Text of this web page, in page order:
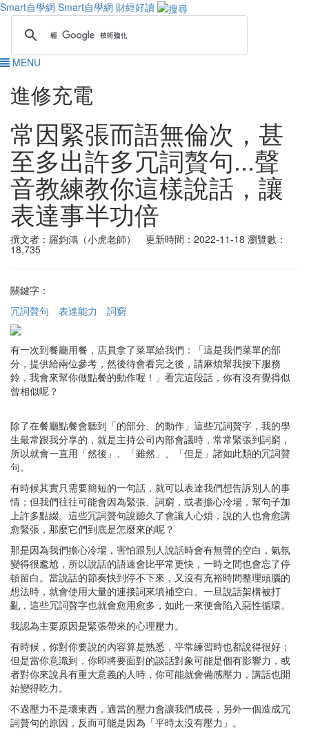
Smart自學網 Smart自學網 財經好讀
MENU
進修充電
常因緊張而語無倫次，甚
至多出許多冗詞贅句...聲
音教練教你這樣說話，讓
表達事半功倍
撰文者：羅鈞鴻（小虎老師） 更新時間：2022-11-18 瀏覽數：
18,735
關鍵字：
冗詞贅句
表達能力 詞窮
有一次到餐廳用餐，店員拿了菜單給我們：「這是我們菜單的部
分，提供給兩位參考，然後待會看完之後，請麻煩幫我按下服務
鈴，我會來幫你做點餐的動作喔！」看完這段話，你有沒有覺得似
曾相似呢？
除了在餐廳點餐會聽到「的部分、的動作」這些冗詞贅字，我的學
生最常跟我分享的，就是主持公司內部會議時，常常緊張到詞窮，
所以就會一直用「然後」、「雖然」、「但是」諸如此類的冗詞贅
句。
有時候其實只需要簡短的一句話，就可以表達我們想告訴別人的事
情；但我們往往可能會因為緊張、詞窮，或者擔心冷場，幫句子加
上許多點綴。這些冗詞贅句說聽久了會讓人心煩，說的人也會愈講
愈緊張，那麼它們到底是怎麼來的呢？
那是因為我們擔心冷場，害怕跟別人說話時會有無聲的空白，氣氛
變得很尷尬，所以說話的語速會比平常更快，一時之間也會忘了停
頓留白。當說話的節奏快到停不下來，又沒有充裕時間整理頭腦的
想法時，就會使用大量的連接詞來填補空白。一旦說話架構被打
亂，這些冗詞贅字也就會愈用愈多，如此一來便會陷入惡性循環。
我認為主要原因是緊張帶來的心理壓力。
有時候，你對你要說的內容算是熟悉，平常練習時也都說得很好；
但是當你意識到，你即將要面對的談話對象可能是個有影響力，或
者對你來說具有重大意義的人時，你可能就會備感壓力，講話也開
始變得吃力。
不過壓力不是壞東西，適當的壓力會讓我們成長，另外一個造成冗
詞贅句的原因，反而可能是因為「平時太沒有壓力」。